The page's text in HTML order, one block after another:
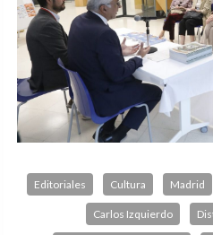
Editoriales Cultura Madrid
Carlos Izquierdo